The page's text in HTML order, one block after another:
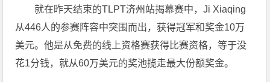
就在昨天结束的TLPT济州站揭幕赛中，Ji Xiaqing
从446人的参赛阵容中突围而出，获得冠军和奖金10万
美元。他是从免费的线上资格赛获得比赛资格，等于没
花1分钱，就从60万美元的奖池揽走最大份额奖金。